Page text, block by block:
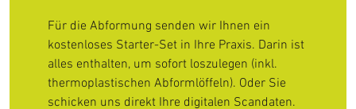
Für die Abformung senden wir Ihnen ein
kostenloses Starter-Set in Ihre Praxis. Darin ist
alles enthalten, um sofort loszulegen (inkl.
thermoplastischen Abformlöffeln). Oder Sie
schicken uns direkt Ihre digitalen Scandaten.